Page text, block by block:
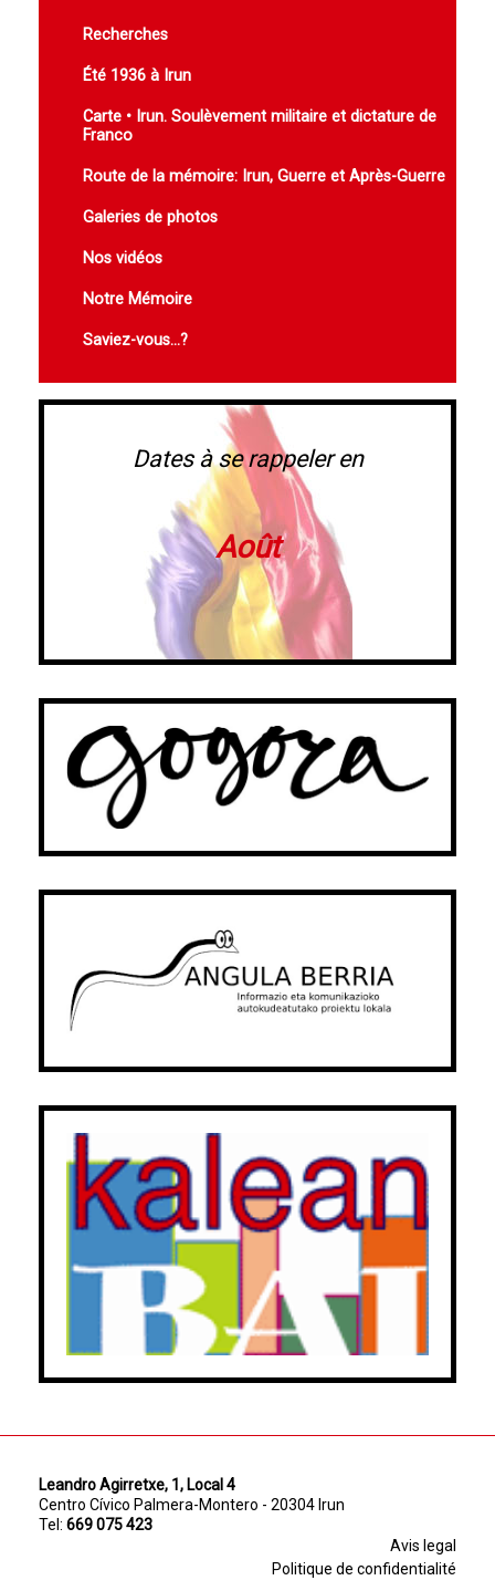
Recherches
Été 1936 à Irun
Carte • Irun. Soulèvement militaire et dictature de
Franco
Route de la mémoire: Irun, Guerre et Après-Guerre
Galeries de photos
Nos vidéos
Notre Mémoire
Saviez-vous...?
Dates à se rappeler en
Août
Leandro Agirretxe, 1, Local 4
Centro Cívico Palmera-Montero - 20304 Irun
Tel: 669 075 423
Avis legal
Politique de confidentialité